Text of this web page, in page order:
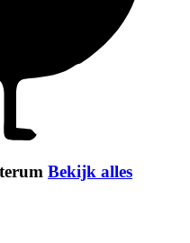
Bekijk alles